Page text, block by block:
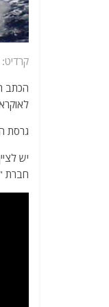
קרדיט:
הכתב
גרסת הייצוא של טילי גבריאל
יש
חברת